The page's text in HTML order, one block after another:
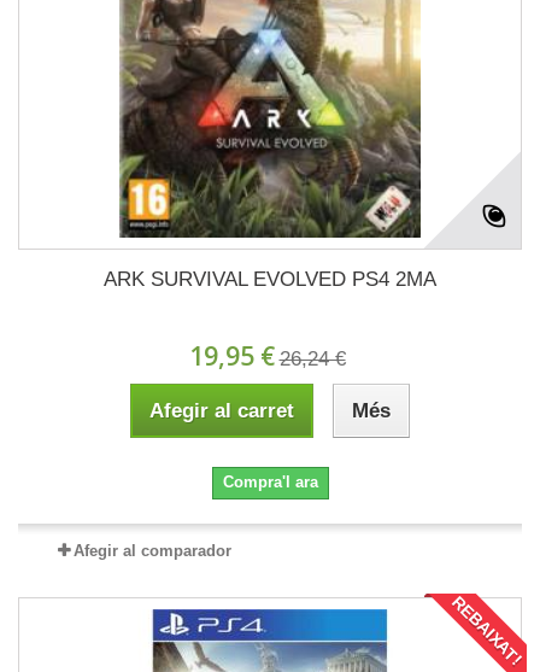
ARK SURVIVAL EVOLVED PS4 2MA
19,95 € 26,24 €
Afegir al carret Més
Compra'l ara
Afegir al comparador
REBAIXAT!